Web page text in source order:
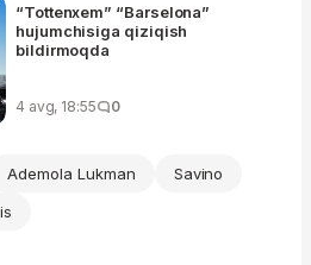
“Tottenxem” “Barselona”
hujumchisiga qiziqish
bildirmoqda
4 avg, 18:55 0
Ademola Lukman
Savino